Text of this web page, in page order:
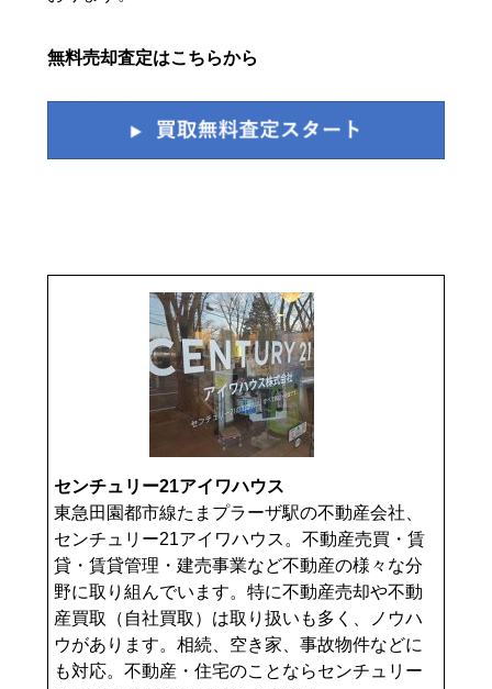
無料売却査定はこちらから
センチュリー21アイワハウス
東急田園都市線たまプラーザ駅の不動産会社、
センチュリー21アイワハウス。不動産売買・賃
貸・賃貸管理・建売事業など不動産の様々な分
野に取り組んでいます。特に不動産売却や不動
産買取（自社買取）は取り扱いも多く、ノウハ
ウがあります。相続、空き家、事故物件などに
も対応。不動産・住宅のことならセンチュリー